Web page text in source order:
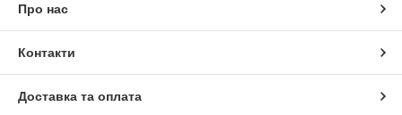
Про нас
Контакти
Доставка та оплата